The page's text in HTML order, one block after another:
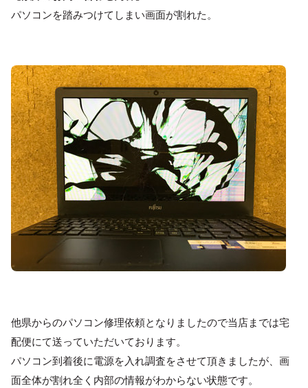
パソコンを踏みつけてしまい画面が割れた。
他県からのパソコン修理依頼となりましたので当店までは宅
配便にて送っていただいております。
パソコン到着後に電源を入れ調査をさせて頂きましたが、画
面全体が割れ全く内部の情報がわからない状態です。